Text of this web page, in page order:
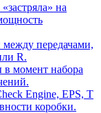
на
передачами,
R.
момент набора
Engine, EPS, T
коробки.